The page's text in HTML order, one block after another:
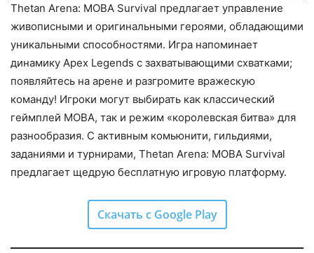
Thetan Arena: MOBA Survival предлагает управление
живописными и оригинальными героями, обладающими
уникальными способностями. Игра напоминает
динамику Apex Legends с захватывающими схватками;
появляйтесь на арене и разгромите вражескую
команду! Игроки могут выбирать как классический
геймплей MOBA, так и режим «королевская битва» для
разнообразия. С активным комьюнити, гильдиями,
заданиями и турнирами, Thetan Arena: MOBA Survival
предлагает щедрую бесплатную игровую платформу.
Скачать с Google Play